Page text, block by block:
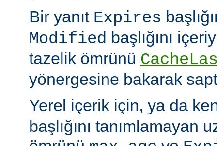
Bir yanıt Expires
Modified başlığını
tazelik ömrünü
yönergesine bakarak
Yerel içerik için, ya da
başlığını tanımlamayan